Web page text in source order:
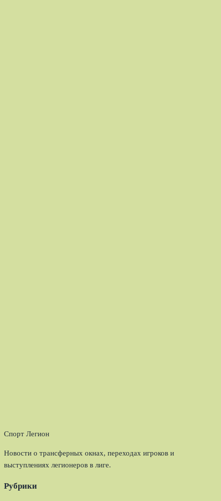
Спорт Легион
Новости о трансферных окнах, переходах игроков и
выступлениях легионеров в лиге.
Рубрики